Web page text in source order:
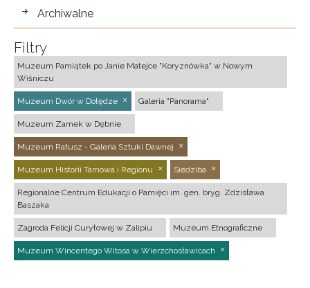
Archiwalne
Filtry
Muzeum Pamiątek po Janie Matejce "Koryznówka" w Nowym
Wiśniczu
Muzeum Dwór w Dołędze Galeria "Panorama"
Muzeum Zamek w Dębnie
Muzeum Ratusz - Galeria Sztuki Dawnej
Muzeum Historii Tarnowa i Regionu Siedziba
Regionalne Centrum Edukacji o Pamięci im. gen. bryg. Zdzisława
Baszaka
Zagroda Felicji Curyłowej w Zalipiu Muzeum Etnograficzne
Muzeum Wincentego Witosa w Wierzchosławicach